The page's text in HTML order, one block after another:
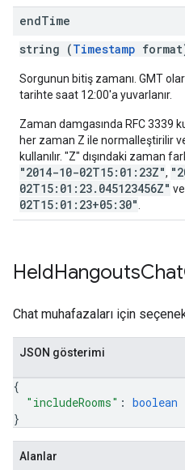
endTime
string (Timestamp
Sorgunun bitiş zamanı. GMT
tarihte saat 12:00'a yuvarlanır.
Zaman damgasında RFC 3339
her zaman Z ile normalleştirilir
kullanılır. "Z" dışındaki zaman
"2014-10-02T15:01:23Z",
02T15:01:23.045123456Z"
02T15:01:23+05:30"
HeldHangoutsChat
Chat muhafazaları için
JSON gösterimi
{
"includeRooms" : boolean
}
Alanlar